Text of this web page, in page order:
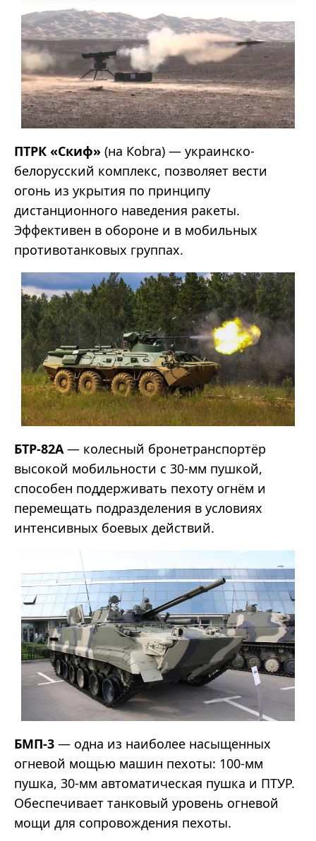
ПТРК «Скиф» (на Кobra) — украинско-
белорусский комплекс, позволяет вести
огонь из укрытия по принципу
дистанционного наведения ракеты.
Эффективен в обороне и в мобильных
противотанковых группах.
БТР-82А— колесный бронетранспортёр
высокой мобильности с 30-мм пушкой,
способен поддерживать пехоту огнём и
перемещать подразделения в условиях
интенсивных боевых действий.
БМП-3 — одна из наиболее насыщенных
огневой мощью машин пехоты: 100-мм
пушка, 30-мм автоматическая пушка и ПТУР.
Обеспечивает танковый уровень огневой
мощи для сопровождения пехоты.